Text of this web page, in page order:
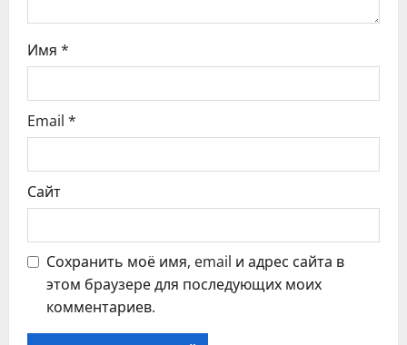
и
с
я
м
Имя *
Email *
Сайт
Сохранить моё имя, email и адрес сайта в
этом браузере для последующих моих
комментариев.